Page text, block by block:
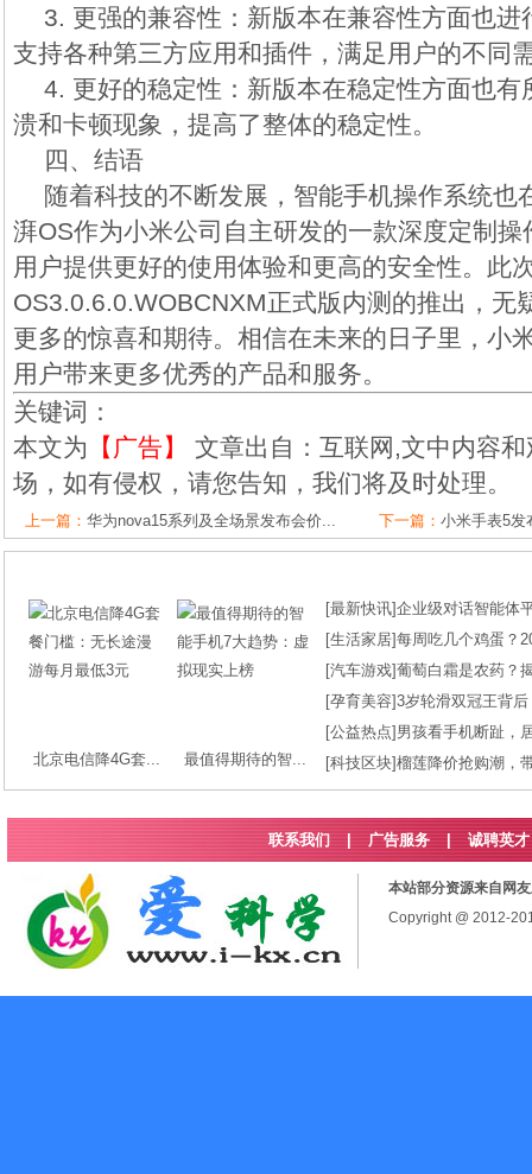
3. 更强的兼容性：新版本在兼容性方面也进
支持各种第三方应用和插件，满足用户的不同
4. 更好的稳定性：新版本在稳定性方面也有
溃和卡顿现象，提高了整体的稳定性。
四、结语
随着科技的不断发展，智能手机操作系统也
湃OS作为小米公司自主研发的一款深度定制
用户提供更好的使用体验和更高的安全性。此
OS3.0.6.0.WOBCNXM正式版内测的推出，无
更多的惊喜和期待。相信在未来的日子里，小
用户带来更多优秀的产品和服务。
关键词：
本文为 【广告】
文章出自：互联网,文中内容
场，如有侵权，请您告知，我们将及时处理。
上一篇： 华为nova15系列及全场景发布会价... 下一篇： 小米手表5发
北京电信降4G套... 最值得期待的智...
[最新快讯]企业级对话智能体
[生活家居]每周吃几个鸡蛋？
[汽车游戏]葡萄白霜是农药？
[孕育美容]3岁轮滑双冠王背
[公益热点] 男孩看手机断趾，
[科技区块]榴莲降价抢购潮，
联系我们 广告服务 | 诚聘英才
本站部分资源来自网
Copyright @ 2012-